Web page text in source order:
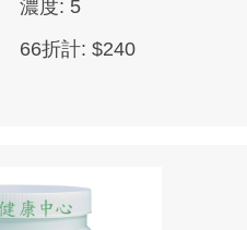
濃度: 5
66折計: $240